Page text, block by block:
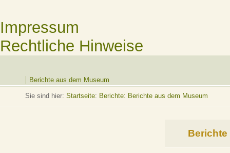
Impressum
Rechtliche Hinweise
Berichte aus dem Museum
Sie sind hier: Startseite: Berichte: Berichte aus dem Museum